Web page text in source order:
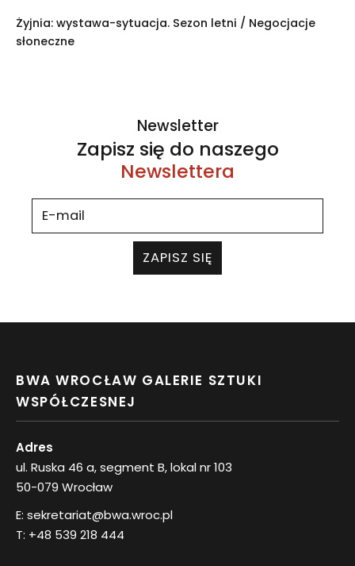
Żyjnia: wystawa-sytuacja. Sezon letni / Negocjacje
słoneczne
Newsletter
Zapisz się do naszego
Newslettera
ZAPISZ SIĘ
BWA WROCŁAW GALERIE SZTUKI
WSPÓŁCZESNEJ
Adres
ul. Ruska 46 a, segment B, lokal nr 103
50-079 Wrocław
E: sekretariat@bwa.wroc.pl
T: +48 539 218 444